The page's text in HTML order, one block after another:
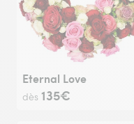
Eternal Love
dès 135€